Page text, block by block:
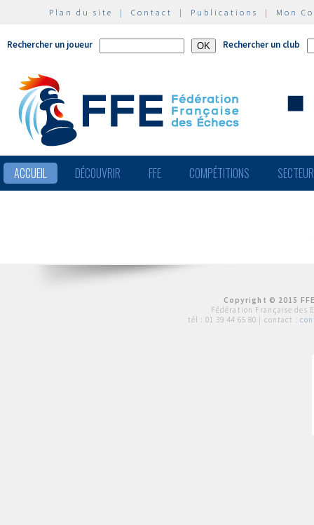
Plan du site | Contact | Publications | Mon
Rechercher un joueur Rechercher un club
ACCUEIL DÉCOUVRIR FFE COMPÉTITIONS
Copyright © 2015
Fédération Française des
tél : 01 39 44 65 80 | contact :